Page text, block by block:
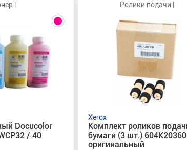
|
Docucolor
/ 40
Ролики подачи |
Xerox
Комплект роликов
бумаги (3 шт.) 604K20360
оригинальный